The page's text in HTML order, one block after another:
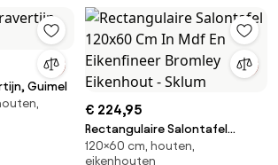
Guimel
€ 224,95
Rectangulaire Salontafel
120x60 Cm In Mdf En Eikenfineer
120×60 cm, houten,
eikenhouten